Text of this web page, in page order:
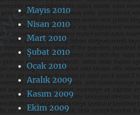
Mayıs 2010
Nisan 2010
Mart 2010
Şubat 2010
Ocak 2010
Aralık 2009
Kasım 2009
Ekim 2009